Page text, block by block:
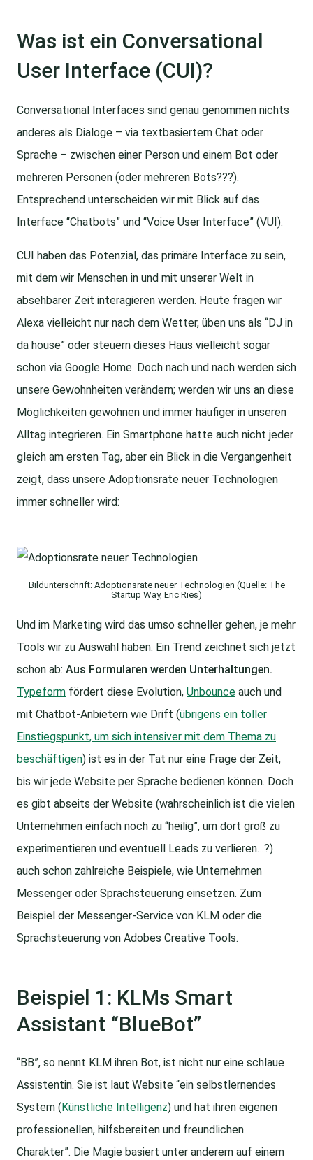
Was ist ein Conversational
User Interface (CUI)?
Conversational Interfaces sind genau genommen nichts
anderes als Dialoge – via textbasiertem Chat oder
Sprache – zwischen einer Person und einem Bot oder
mehreren Personen (oder mehreren Bots???).
Entsprechend unterscheiden wir mit Blick auf das
Interface “Chatbots” und “Voice User Interface” (VUI).
CUI haben das Potenzial, das primäre Interface zu sein,
mit dem wir Menschen in und mit unserer Welt in
absehbarer Zeit interagieren werden. Heute fragen wir
Alexa vielleicht nur nach dem Wetter, üben uns als “DJ in
da house” oder steuern dieses Haus vielleicht sogar
schon via Google Home. Doch nach und nach werden sich
unsere Gewohnheiten verändern; werden wir uns an diese
Möglichkeiten gewöhnen und immer häufiger in unseren
Alltag integrieren. Ein Smartphone hatte auch nicht jeder
gleich am ersten Tag, aber ein Blick in die Vergangenheit
zeigt, dass unsere Adoptionsrate neuer Technologien
immer schneller wird:
Bildunterschrift: Adoptionsrate neuer Technologien (Quelle: The
Startup Way, Eric Ries)
Und im Marketing wird das umso schneller gehen, je mehr
Tools wir zu Auswahl haben. Ein Trend zeichnet sich jetzt
schon ab: Aus Formularen werden Unterhaltungen.
Typeform fördert diese Evolution, Unbounce auch und
mit Chatbot-Anbietern wie Drift (übrigens ein toller
Einstiegspunkt, um sich intensiver mit dem Thema zu
beschäftigen) ist es in der Tat nur eine Frage der Zeit,
bis wir jede Website per Sprache bedienen können. Doch
es gibt abseits der Website (wahrscheinlich ist die vielen
Unternehmen einfach noch zu “heilig”, um dort groß zu
experimentieren und eventuell Leads zu verlieren…?)
auch schon zahlreiche Beispiele, wie Unternehmen
Messenger oder Sprachsteuerung einsetzen. Zum
Beispiel der Messenger-Service von KLM oder die
Sprachsteuerung von Adobes Creative Tools.
Beispiel 1: KLMs Smart
Assistant “BlueBot”
“BB”, so nennt KLM ihren Bot, ist nicht nur eine schlaue
Assistentin. Sie ist laut Website “ein selbstlernendes
System ( Künstliche Intelligenz) und hat ihren eigenen
professionellen, hilfsbereiten und freundlichen
Charakter”. Die Magie basiert unter anderem auf einem